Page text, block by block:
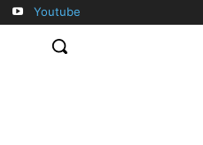
Youtube